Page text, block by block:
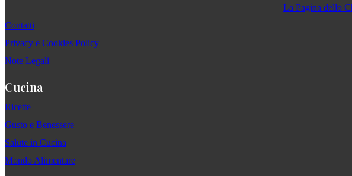
La Pagina dello
Contatti
Privacy e Cookies Policy
Note Legali
Cucina
Ricette
Gusto e Benessere
Salute in Cucina
Mondo Alimentare